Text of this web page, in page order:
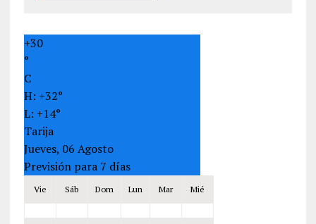
+30
°
C
H: +32°
L: +14°
Tarija
Jueves, 06 Agosto
Previsión para 7 días
Vie Sáb Dom Lun Mar Mié